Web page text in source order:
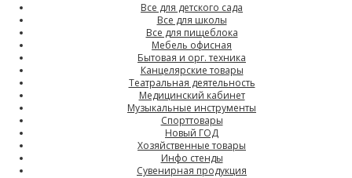
Все для детского сада
Все для школы
Все для пищеблока
Мебель офисная
Бытовая и орг. техника
Канцелярские товары
Театральная деятельность
Медицинский кабинет
Музыкальные инструменты
Спорттовары
Новый ГОД
Хозяйственные товары
Инфо стенды
Сувенирная продукция